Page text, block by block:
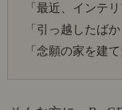
「最近、インテ
「引っ越したば
「念願の家を建